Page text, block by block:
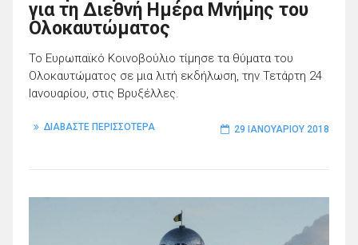
για τη Διεθνή Ημέρα Μνήμης του
Ολοκαυτώματος
Το Ευρωπαϊκό Κοινοβούλιο τίμησε τα θύματα του
Ολοκαυτώματος σε μια λιτή εκδήλωση, την Τετάρτη 24
Ιανουαρίου, στις Βρυξέλλες.
ΔΙΑΒΑΣΤΕ ΠΕΡΙΣΣΟΤΕΡΑ 29 ΙΑΝΟΥΑΡΊΟΥ 2018